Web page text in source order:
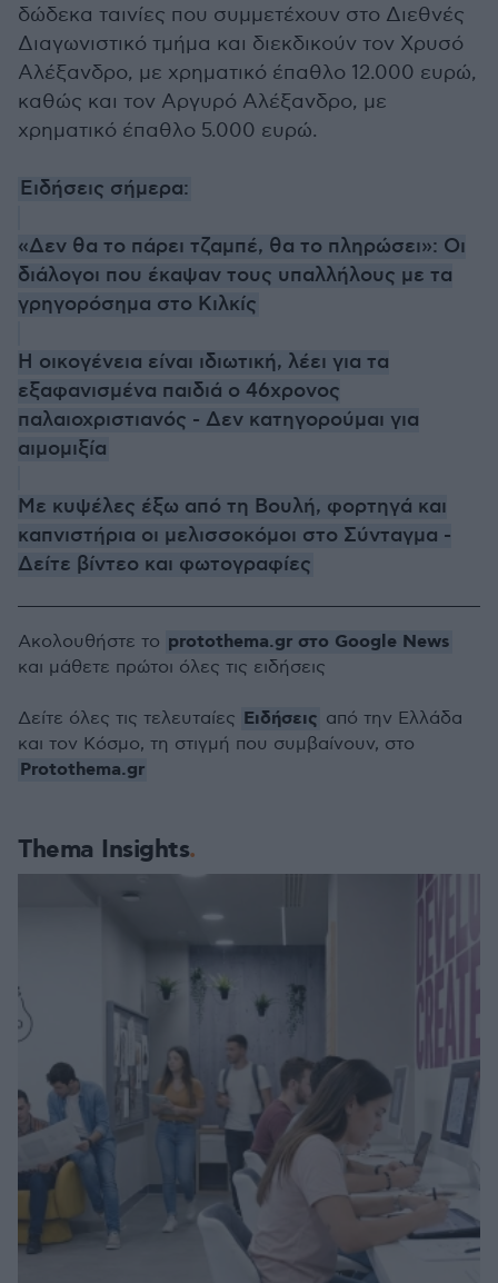
δώδεκα ταινίες που συμμετέχουν στο Διεθνές
Διαγωνιστικό τμήμα και διεκδικούν τον Χρυσό
Αλέξανδρο, με χρηματικό έπαθλο 12.000 ευρώ,
καθώς και τον Αργυρό Αλέξανδρο, με
χρηματικό έπαθλο 5.000 ευρώ.
Ειδήσεις σήμερα:
«Δεν θα το πάρει τζαμπέ, θα το πληρώσει»: Οι
διάλογοι που έκαψαν τους υπαλλήλους με τα
γρηγορόσημα στο Κιλκίς
Η οικογένεια είναι ιδιωτική, λέει για τα
εξαφανισμένα παιδιά ο 46χρονος
παλαιοχριστιανός - Δεν κατηγορούμαι για
αιμομιξία
Με κυψέλες έξω από τη Βουλή, φορτηγά και
καπνιστήρια οι μελισσοκόμοι στο Σύνταγμα -
Δείτε βίντεο και φωτογραφίες
Thema Insights
Ακολουθήστε το protothema.gr στο Google News
και μάθετε πρώτοι όλες τις ειδήσεις
Δείτε όλες τις τελευταίες Ειδήσεις από την Ελλάδα
και τον Κόσμο, τη στιγμή που συμβαίνουν, στο
Protothema.gr